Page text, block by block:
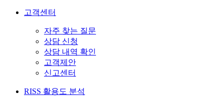
고객센터
자주 찾는 질문
상담 신청
상담 내역 확인
고객제안
신고센터
RISS 활용도 분석